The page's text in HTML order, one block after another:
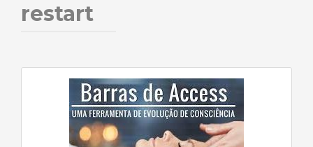
restart